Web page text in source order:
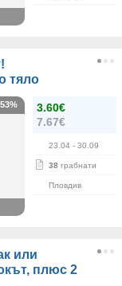
тяло
3.60€
7.67€
23.04 - 30.09
38 грабнати
Пловдив
или
плюс 2